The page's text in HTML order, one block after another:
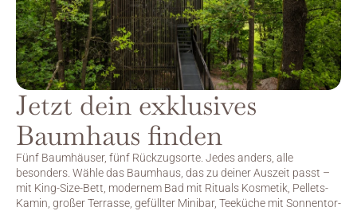
Jetzt dein exklusives
Baumhaus finden
Fünf Baumhäuser, fünf Rückzugsorte. Jedes anders, alle
besonders. Wähle das Baumhaus, das zu deiner Auszeit passt –
mit King-Size-Bett, modernem Bad mit Rituals Kosmetik, Pellets-
Kamin, großer Terrasse, gefüllter Minibar, Teeküche mit Sonnentor-